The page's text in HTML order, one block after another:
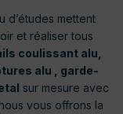
d’études mettent
et réaliser tous
coulissant alu,
alu , garde-
sur mesure avec
vous offrons la